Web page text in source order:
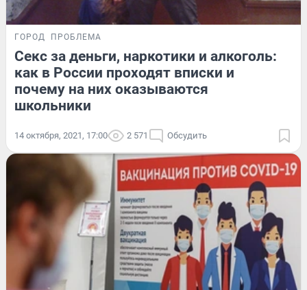
ГОРОД ПРОБЛЕМА
Секс за деньги, наркотики и алкоголь:
как в России проходят вписки и
почему на них оказываются
школьники
14 октября, 2021, 17:00 2 571 Обсудить